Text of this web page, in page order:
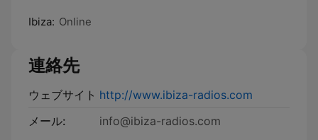
Ibiza: Online
連絡先
ウェブサイト http://www.ibiza-radios.com
メール:
info@ibiza-radios.com